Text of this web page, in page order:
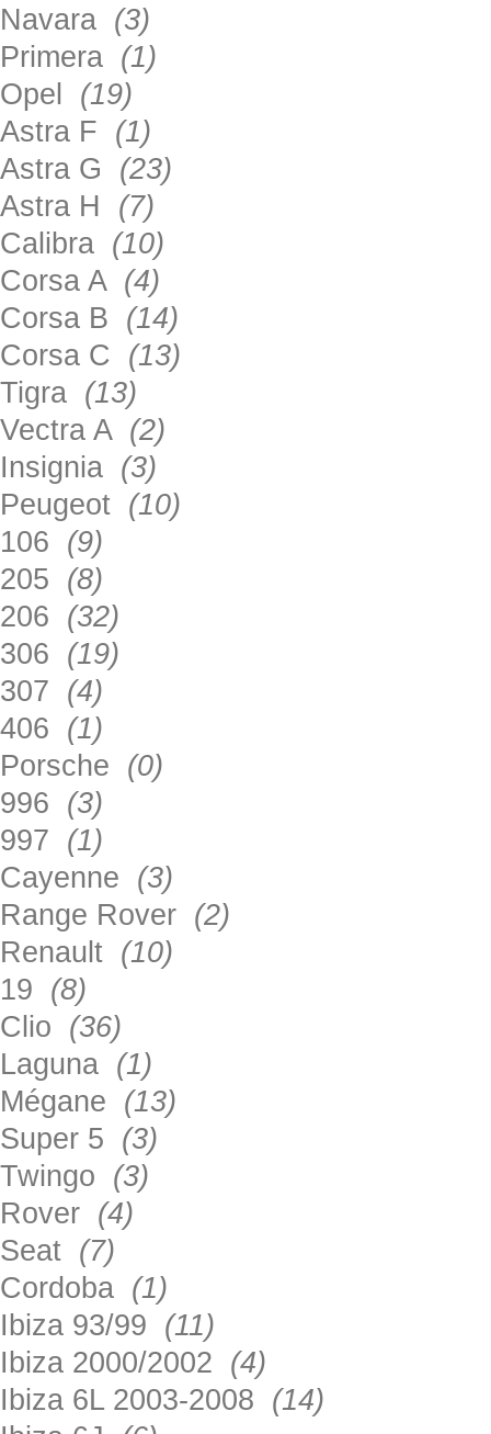
Navara (3)
Primera (1)
Opel (19)
Astra F (1)
Astra G (23)
Astra H (7)
Calibra (10)
Corsa A (4)
Corsa B (14)
Corsa C (13)
Tigra (13)
Vectra A (2)
Insignia (3)
Peugeot (10)
106 (9)
205 (8)
206 (32)
306 (19)
307 (4)
406 (1)
Porsche (0)
996 (3)
997 (1)
Cayenne (3)
Range Rover (2)
Renault (10)
19 (8)
Clio (36)
Laguna (1)
Mégane (13)
Super 5 (3)
Twingo (3)
Rover (4)
Seat (7)
Cordoba (1)
Ibiza 93/99 (11)
Ibiza 2000/2002 (4)
Ibiza 6L 2003-2008 (14)